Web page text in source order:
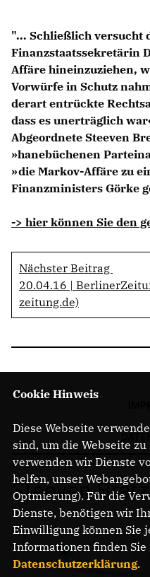
CDU Fraktion im
CDU
"... Schließlich versucht
Finanzstaatssekretärin
Affäre hineinzuziehen,
Vorwürfe in Schutz
derart entrückte
dass es unerträglich
Abgeordnete Steeven
»hanebüchenen
»die Markov-Affäre zu
Finanzministers Görke
-> hier können Sie den
Nächster Beitrag
20.04.16 |
zeitung.de)
Steeven
Cookie Hinweis
Diese Webseite
sind, um die Webseite
verwenden wir Dienste
helfen, unser
Optmierung). Für die
Dienste, benötigen wir
Einwilligung können Sie
Informationen finden
Datenschutzerklärung.